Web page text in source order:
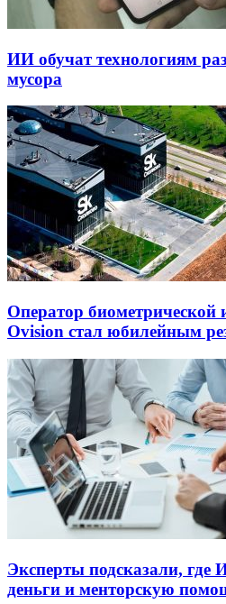
ИИ обучат технологиям
мусора
Оператор биометрической
Ovision стал юбилейным
Эксперты подсказали, где
деньги и менторскую